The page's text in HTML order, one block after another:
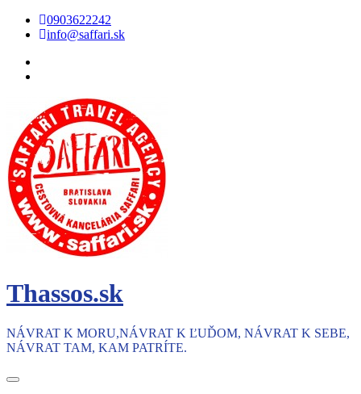
Skip
0903622242
info@saffari.sk
Thassos.sk
NÁVRAT K MORU,NÁVRAT K ĽUĎOM, NÁVRAT K SEBE,
NÁVRAT TAM, KAM PATRÍTE.